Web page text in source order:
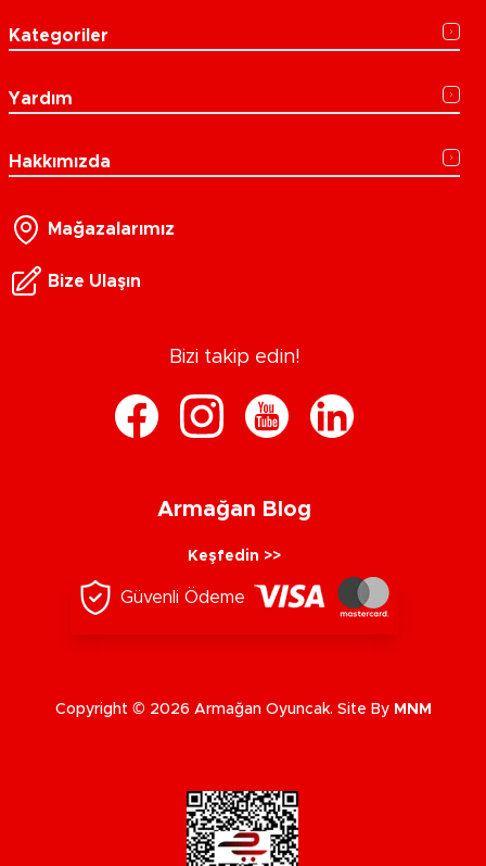
Kategoriler
Yardım
Hakkımızda
Mağazalarımız
Bize Ulaşın
Bizi takip edin!
Armağan Blog
Keşfedin >>
Güvenli Ödeme
Copyright © 2026 Armağan Oyuncak. Site By MNM